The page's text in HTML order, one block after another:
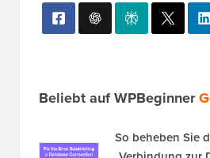
Beliebt auf WPBeginner
So beheben Sie